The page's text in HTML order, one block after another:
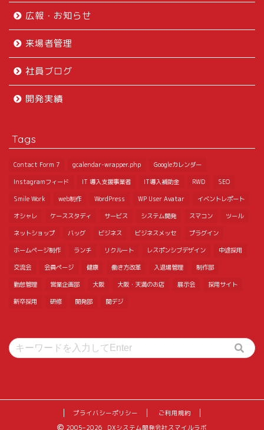
広報・お知らせ
来場者管理
社員ブログ
開発実績
Tags
Contact Form 7 gcalendar-wrapper.php Googleカレンダー
Instagramフィード IT 導入支援事業者 IT導入補助金 RWD SEO
Smile Work web制作 WordPress WP User Avatar イベントレポート
オシャレ ケーススタディ サービス システム開発 スマコン ツール
ネットショップ バッグ ビジネス ビジネスメッセ プラグイン
ホームページ制作 ランチ リクルート レスポンシブデザイン 中途採用
交流会 会員ページ 健康 働き方改革 入退場管理 制作部
勤怠管理 営業企画部 大阪 大阪・天満のお店 展示会 採用サイト
新卒採用 研修 開発部 関デジ
プライバシーポリシー
ご利用規約
2005–2026 DXシステム開発会社スマイルラボ